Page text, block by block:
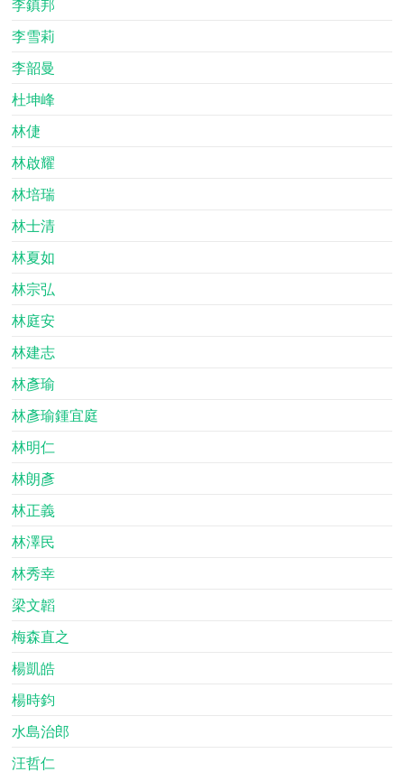
李鎮邦
李雪莉
李韶曼
杜坤峰
林倢
林啟耀
林培瑞
林士清
林夏如
林宗弘
林庭安
林建志
林彥瑜
林彥瑜鍾宜庭
林明仁
林朗彥
林正義
林澤民
林秀幸
梁文韜
梅森直之
楊凱皓
楊時鈞
水島治郎
汪哲仁